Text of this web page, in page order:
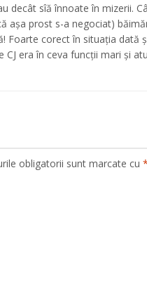
decât sîă înnoate în mizerii.
așa prost s-a negociat)
Foarte corect în situația dată
CJ era în ceva funcții mari și
obligatorii sunt marcate cu *